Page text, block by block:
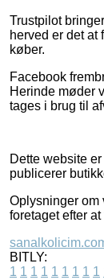
Trustpilot
herved er det
køber.
Facebook
Herinde møder
tages i brug til
Dette website
publicerer
Oplysninger om
foretaget efter
BITLY:
1 1 1 1 1 1 1 1 1